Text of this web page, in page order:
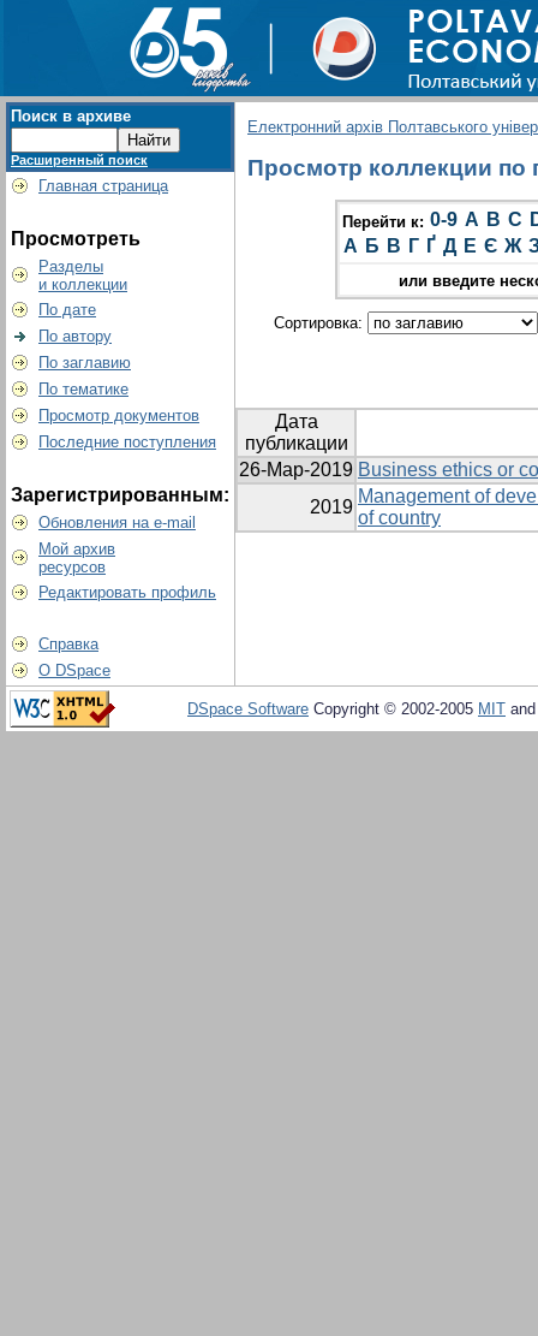
Поиск в архиве
Расширенный поиск
Главная страница
Просмотреть
Разделы
и коллекции
По дате
По автору
По заглавию
По тематике
Просмотр документов
Последние поступления
Зарегистрированным:
Обновления на e-mail
Мой архив
ресурсов
Редактировать профиль
Справка
О DSpace
Електронний архів Полтавського
Просмотр коллекции по
Перейти к: 0-9 A B C
А Б В Г Ґ Д Е Є Ж
или введите
Сортировка:
Дата
публикации
26-Мар-2019 Business ethics or
2019
Management of
of country
DSpace Software Copyright © 2002-2005 MIT